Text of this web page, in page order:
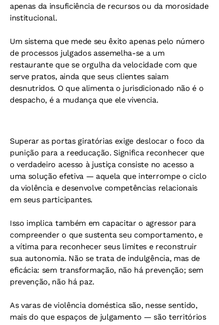
apenas da insuficiência de recursos ou da morosidade
institucional.
Um sistema que mede seu êxito apenas pelo número
de processos julgados assemelha-se a um
restaurante que se orgulha da velocidade com que
serve pratos, ainda que seus clientes saiam
desnutridos. O que alimenta o jurisdicionado não é o
despacho, é a mudança que ele vivencia.
Superar as portas giratórias exige deslocar o foco da
punição para a reeducação. Significa reconhecer que
o verdadeiro acesso à justiça consiste no acesso a
uma solução efetiva — aquela que interrompe o ciclo
da violência e desenvolve competências relacionais
em seus participantes.
Isso implica também em capacitar o agressor para
compreender o que sustenta seu comportamento, e
a vítima para reconhecer seus limites e reconstruir
sua autonomia. Não se trata de indulgência, mas de
eficácia: sem transformação, não há prevenção; sem
prevenção, não há paz.
As varas de violência doméstica são, nesse sentido,
mais do que espaços de julgamento — são territórios